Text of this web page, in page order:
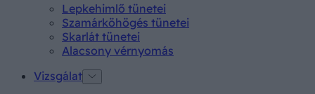
Lepkehimlő tünetei
Szamárköhögés tünetei
Skarlát tünetei
Alacsony vérnyomás
Vizsgálat